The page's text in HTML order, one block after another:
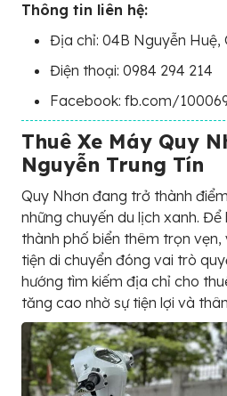
Thông tin liên hệ:
Địa chỉ: 04B Nguyễn Huệ,
Điện thoại: 0984 294 214
Facebook: fb.com/
Thuê Xe Máy Quy
Nguyễn Trung Tín
Quy Nhơn đang trở thành
những chuyến du lịch xanh.
thành phố biển thêm trọn vẹn,
tiện di chuyển đóng vai trò
hướng tìm kiếm địa chỉ cho
tăng cao nhờ sự tiện lợi và